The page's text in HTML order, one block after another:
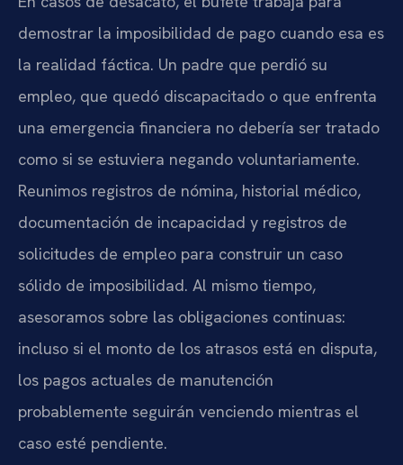
demostrar la imposibilidad de pago cuando esa es
la realidad fáctica. Un padre que perdió su
empleo, que quedó discapacitado o que enfrenta
una emergencia financiera no debería ser tratado
como si se estuviera negando voluntariamente.
Reunimos registros de nómina, historial médico,
documentación de incapacidad y registros de
solicitudes de empleo para construir un caso
sólido de imposibilidad. Al mismo tiempo,
asesoramos sobre las obligaciones continuas:
incluso si el monto de los atrasos está en disputa,
los pagos actuales de manutención
probablemente seguirán venciendo mientras el
caso esté pendiente.